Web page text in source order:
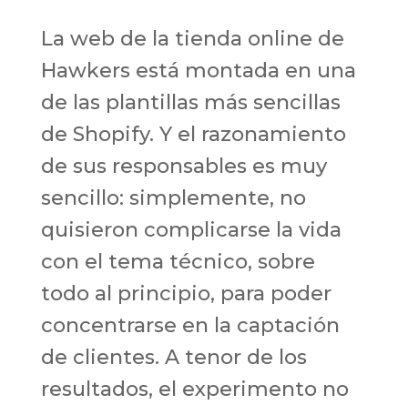
La web de la tienda online de
Hawkers está montada en una
de las plantillas más sencillas
de Shopify. Y el razonamiento
de sus responsables es muy
sencillo: simplemente, no
quisieron complicarse la vida
con el tema técnico, sobre
todo al principio, para poder
concentrarse en la captación
de clientes. A tenor de los
resultados, el experimento no